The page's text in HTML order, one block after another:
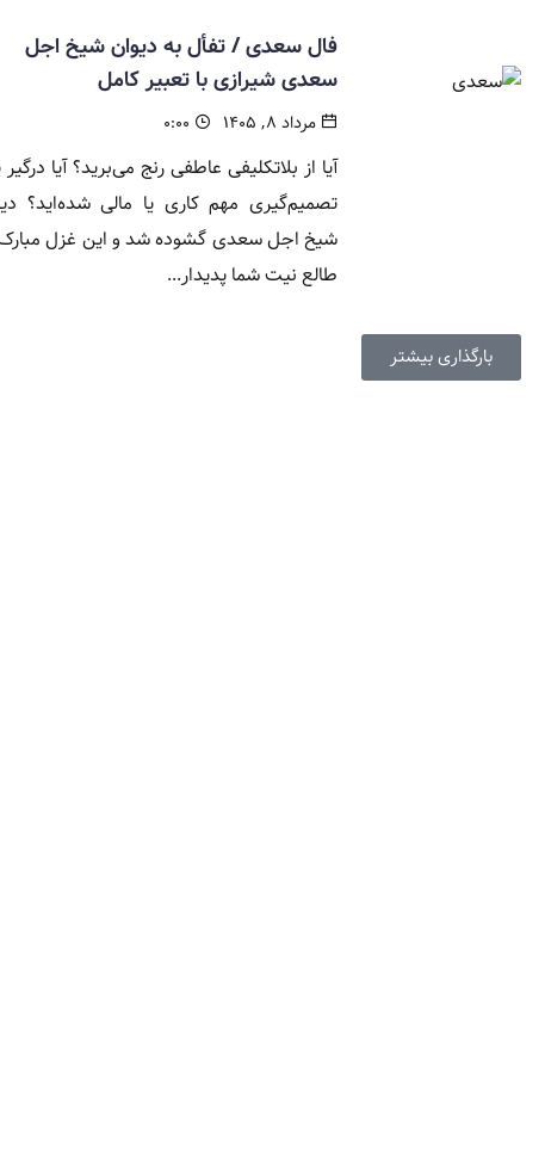
فال سعدی / تفأل به دیوان شیخ اجل
سعدی شیرازی با تعبیر کامل
مرداد ۸, ۱۴۰۵
آیا از بلاتکلیفی عاطفی رنج می‌برید؟ آیا
تصمیم‌گیری مهم کاری یا مالی شده‌اید؟
شیخ اجل سعدی گشوده شد و این غزل
طالع نیت شما پدیدار...
بارگذاری بیشتر